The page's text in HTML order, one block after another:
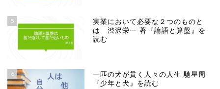
5
実業において必要な２つのものと
は 渋沢栄一 著『論語と算盤』を
読む
6
一匹の犬が貫く人々の人生 馳星周
『少年と犬』を読む